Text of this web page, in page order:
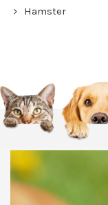
Hamster